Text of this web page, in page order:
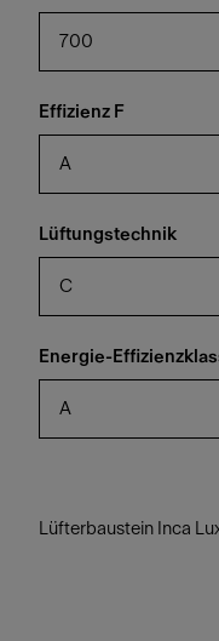
700
Effizienz F
A
Lüftungstechnik
C
Energie-
A
Lüfterbaustein Inca